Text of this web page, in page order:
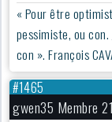
« Pour être
pessimiste, ou
con ». François
#1465
gwen35 Membre